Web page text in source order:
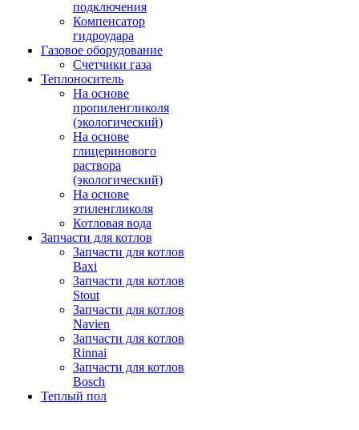
подключения
Компенсатор
гидроудара
Газовое оборудование
Счетчики газа
Теплоноситель
На основе
пропиленгликоля
(экологический)
На основе
глицеринового
раствора
(экологический)
На основе
этиленгликоля
Котловая вода
Запчасти для котлов
Запчасти для котлов
Baxi
Запчасти для котлов
Stout
Запчасти для котлов
Navien
Запчасти для котлов
Rinnai
Запчасти для котлов
Bosch
Теплый пол